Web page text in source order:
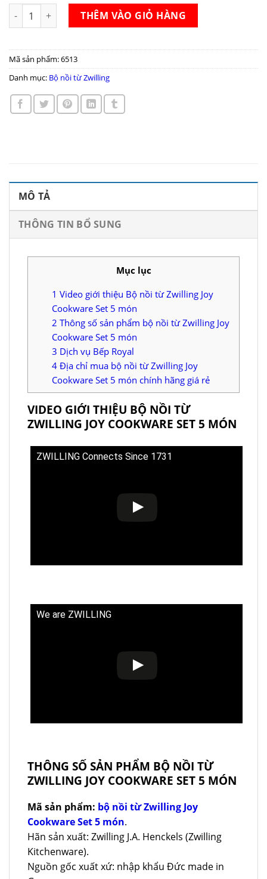
Bộ nồi từ Zwilling Joy Cookware Set 5 món số lượng
THÊM VÀO GIỎ HÀNG
Mã sản phẩm:6513
Danh mục: Bộ nồi từ Zwilling
MÔ TẢ
THÔNG TIN BỔ SUNG
Mục lục
1 Video giới thiệu Bộ nồi từ Zwilling Joy
Cookware Set 5 món
2 Thông số sản phẩm bộ nồi từ Zwilling Joy
Cookware Set 5 món
3 Dịch vụ Bếp Royal
4 Địa chỉ mua bộ nồi từ Zwilling Joy
Cookware Set 5 món chính hãng giá rẻ
VIDEO GIỚI THIỆU BỘ NỒI TỪ
ZWILLING JOY COOKWARE SET 5 MÓN
ZWILLING Connects Since 1731
We are ZWILLING
THÔNG SỐ SẢN PHẨM BỘ NỒI TỪ
ZWILLING JOY COOKWARE SET 5 MÓN
Mã sản phẩm: bộ nồi từ Zwilling Joy
Cookware Set 5 món.
Hãn sản xuất: Zwilling J.A. Henckels (Zwilling
Kitchenware).
Nguồn gốc xuất xứ: nhập khẩu Đức made in